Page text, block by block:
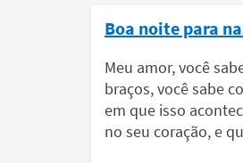
Boa noite para
Meu amor, você
braços, você sabe
em que isso
no seu coração, e